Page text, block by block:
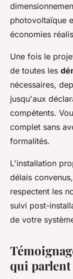
photovoltaïque
économies
Une fois le
de toutes les
nécessaires,
jusqu'aux
compétents.
complet sans
formalités.
L'installation
délais
respectent les
suivi post-
de votre
qui